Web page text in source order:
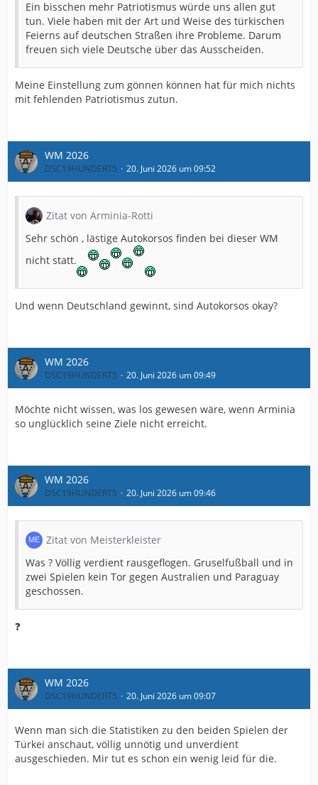
Ein bisschen mehr Patriotismus würde uns allen gut
tun. Viele haben mit der Art und Weise des türkischen
Feierns auf deutschen Straßen ihre Probleme. Darum
freuen sich viele Deutsche über das Ausscheiden.
Meine Einstellung zum gönnen können hat für mich nichts
mit fehlenden Patriotismus zutun.
WM 2026
DSC19HUNDERT5 20. Juni 2026 um 09:52
Zitat von Arminia-Rotti
Sehr schön , lästige Autokorsos finden bei dieser WM
nicht statt.
Und wenn Deutschland gewinnt, sind Autokorsos okay?
WM 2026
DSC19HUNDERT5 20. Juni 2026 um 09:49
Möchte nicht wissen, was los gewesen wäre, wenn Arminia
so unglücklich seine Ziele nicht erreicht.
WM 2026
DSC19HUNDERT5 20. Juni 2026 um 09:46
Zitat von Meisterkleister
Was ? Völlig verdient rausgeflogen. Gruselfußball und in
zwei Spielen kein Tor gegen Australien und Paraguay
geschossen.
❓️
WM 2026
DSC19HUNDERT5 20. Juni 2026 um 09:07
Wenn man sich die Statistiken zu den beiden Spielen der
Türkei anschaut, völlig unnötig und unverdient
ausgeschieden. Mir tut es schon ein wenig leid für die.